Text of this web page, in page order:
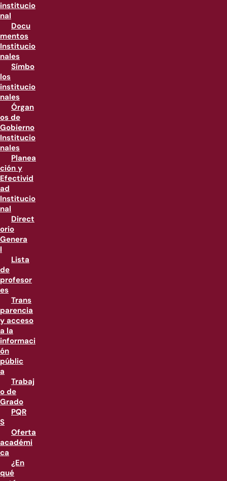
institucio
nal
Docu
mentos
Institucio
nales
Símbo
los
institucio
nales
Órgan
os de
Gobierno
Institucio
nales
Planea
ción y
Efectivid
ad
Institucio
nal
Direct
orio
Genera
l
Lista
de
profesor
es
Trans
parencia
y acceso
a la
informaci
ón
públic
a
Trabaj
o de
Grado
PQR
S
Oferta
académi
ca
¿En
qué